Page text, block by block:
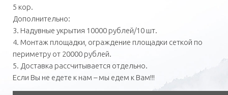
5 кор.
Дополнительно:
3. Надувные укрытия 10000 рублей/10 шт.
4. Монтаж площадки, ограждение площадки сеткой по
периметру от 20000 рублей.
5. Доставка рассчитывается отдельно.
Если Вы не едете к нам – мы едем к Вам!!!